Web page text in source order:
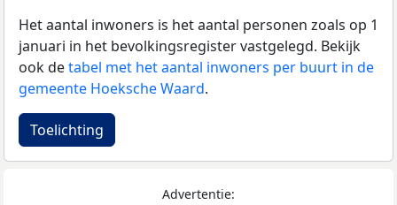
Het aantal inwoners is het aantal personen zoals op 1
januari in het bevolkingsregister vastgelegd. Bekijk
ook detabel met het aantal inwoners per buurt in de
gemeente Hoeksche Waard.
Toelichting
Advertentie: